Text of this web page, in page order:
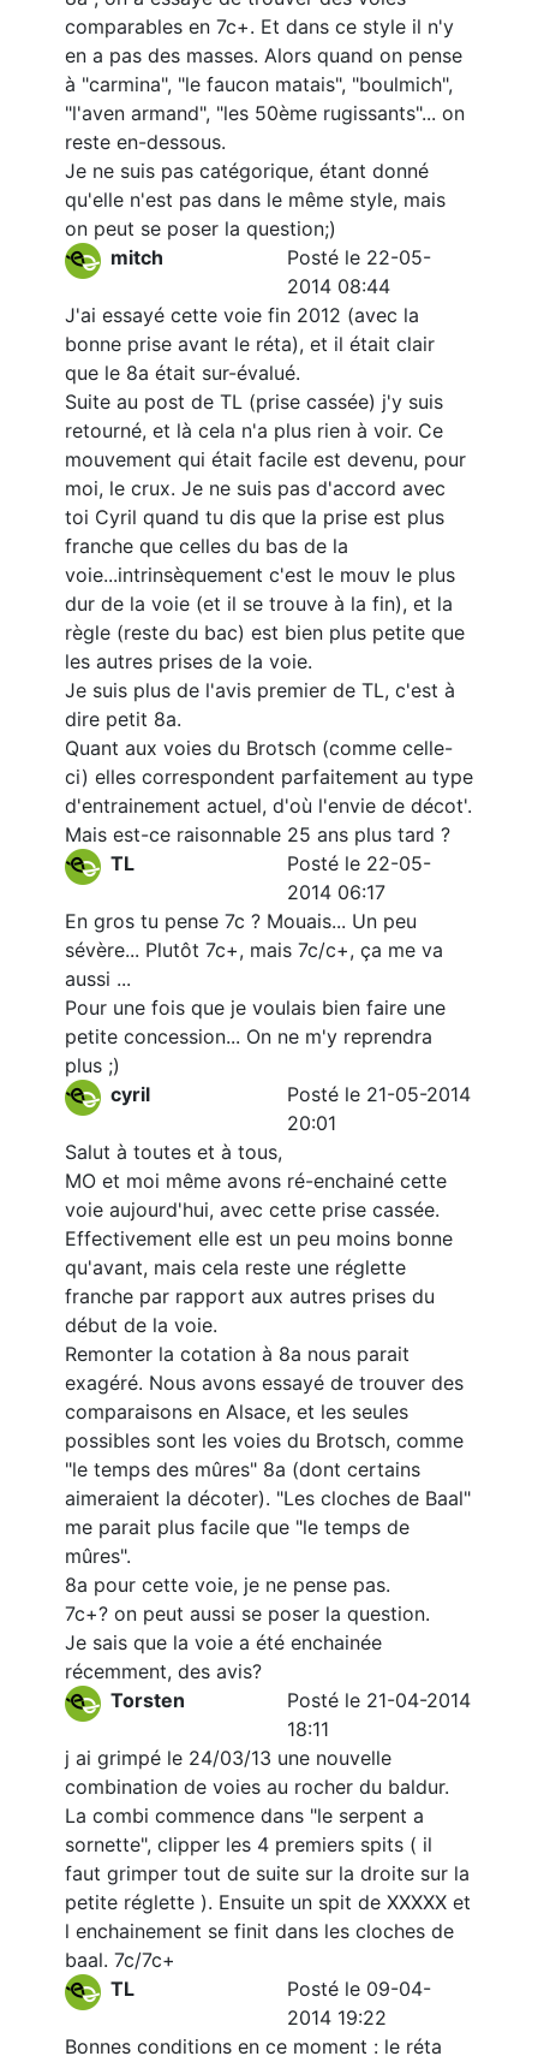
comparables en 7c+. Et dans ce style il n'y
en a pas des masses. Alors quand on pense
à "carmina", "le faucon matais", "boulmich",
"l'aven armand", "les 50ème rugissants"... on
reste en-dessous.
Je ne suis pas catégorique, étant donné
qu'elle n'est pas dans le même style, mais
on peut se poser la question;)
mitch
Posté le 22-05-
2014 08:44
J'ai essayé cette voie fin 2012 (avec la
bonne prise avant le réta), et il était clair
que le 8a était sur-évalué.
Suite au post de TL (prise cassée) j'y suis
retourné, et là cela n'a plus rien à voir. Ce
mouvement qui était facile est devenu, pour
moi, le crux. Je ne suis pas d'accord avec
toi Cyril quand tu dis que la prise est plus
franche que celles du bas de la
voie...intrinsèquement c'est le mouv le plus
dur de la voie (et il se trouve à la fin), et la
règle (reste du bac) est bien plus petite que
les autres prises de la voie.
Je suis plus de l'avis premier de TL, c'est à
dire petit 8a.
Quant aux voies du Brotsch (comme celle-
ci) elles correspondent parfaitement au type
d'entrainement actuel, d'où l'envie de décot'.
Mais est-ce raisonnable 25 ans plus tard ?
TL
Posté le 22-05-
2014 06:17
En gros tu pense 7c ? Mouais... Un peu
sévère... Plutôt 7c+, mais 7c/c+, ça me va
aussi ...
Pour une fois que je voulais bien faire une
petite concession... On ne m'y reprendra
plus ;)
cyril
Posté le 21-05-2014
20:01
Salut à toutes et à tous,
MO et moi même avons ré-enchainé cette
voie aujourd'hui, avec cette prise cassée.
Effectivement elle est un peu moins bonne
qu'avant, mais cela reste une réglette
franche par rapport aux autres prises du
début de la voie.
Remonter la cotation à 8a nous parait
exagéré. Nous avons essayé de trouver des
comparaisons en Alsace, et les seules
possibles sont les voies du Brotsch, comme
"le temps des mûres" 8a (dont certains
aimeraient la décoter). "Les cloches de Baal"
me parait plus facile que "le temps de
mûres".
8a pour cette voie, je ne pense pas.
7c+? on peut aussi se poser la question.
Je sais que la voie a été enchainée
récemment, des avis?
Torsten
Posté le 21-04-2014
18:11
j ai grimpé le 24/03/13 une nouvelle
combination de voies au rocher du baldur.
La combi commence dans "le serpent a
sornette", clipper les 4 premiers spits ( il
faut grimper tout de suite sur la droite sur la
petite réglette ). Ensuite un spit de XXXXX et
l enchainement se finit dans les cloches de
baal. 7c/7c+
TL
Posté le 09-04-
2014 19:22
Bonnes conditions en ce moment : le réta